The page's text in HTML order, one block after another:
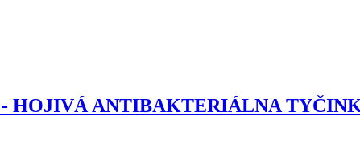
HOJIVÁ ANTIBAKTERIÁLNA